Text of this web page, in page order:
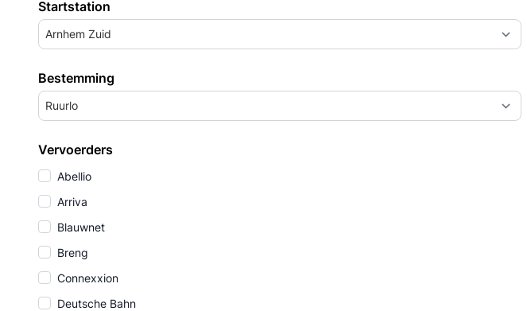
Startstation
Arnhem Zuid
Bestemming
Ruurlo
Vervoerders
Abellio
Arriva
Blauwnet
Breng
Connexxion
Deutsche Bahn